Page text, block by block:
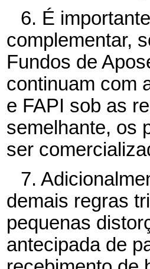
6. É
complementar,
Fundos de
continuam com
e FAPI sob as
semelhante, os
ser
7.
demais regras
pequenas
antecipada de